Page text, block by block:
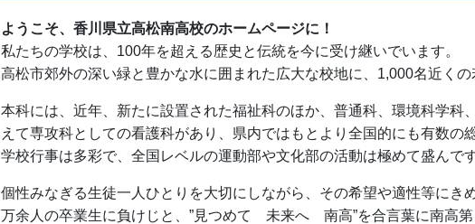
ようこそ、香川県立高松南高校のホームページに！
私たちの学校は、100年を超える歴史と伝統を今に受け継いでいます。
高松市郊外の深い緑と豊かな水に囲まれた広大な校地に、1,000名近く
本科には、近年、新たに設置された福祉科のほか、普通科、環境科学
えて専攻科としての看護科があり、県内ではもとより全国的にも有数
学校行事は多彩で、全国レベルの運動部や文化部の活動は極めて盛んで
個性みなぎる生徒一人ひとりを大切にしながら、その希望や適性等に
万余人の卒業生に負けじと、”見つめて 未来へ 南高”を合言葉に南高